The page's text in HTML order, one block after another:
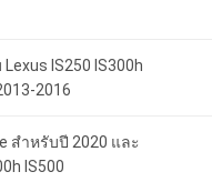
IS250 IS300h
2016
สําหรับปี 2020 และ
IS500